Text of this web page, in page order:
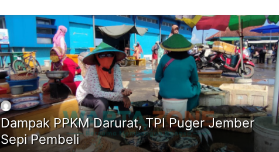
Dampak PPKM Darurat, TPI Puger Jember
Sepi Pembeli